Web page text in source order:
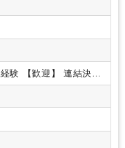
験 【歓迎】
連結決算